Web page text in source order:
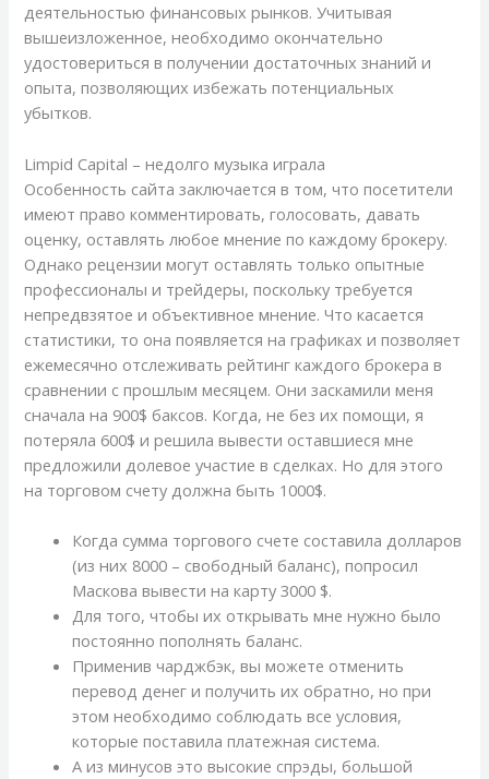
деятельностью финансовых рынков. Учитывая
вышеизложенное, необходимо окончательно
удостовериться в получении достаточных знаний и
опыта, позволяющих избежать потенциальных
убытков.
Limpid Capital – недолго музыка играла
Особенность сайта заключается в том, что посетители
имеют право комментировать, голосовать, давать
оценку, оставлять любое мнение по каждому брокеру.
Однако рецензии могут оставлять только опытные
профессионалы и трейдеры, поскольку требуется
непредвзятое и объективное мнение. Что касается
статистики, то она появляется на графиках и позволяет
ежемесячно отслеживать рейтинг каждого брокера в
сравнении с прошлым месяцем. Они заскамили меня
сначала на 900$ баксов. Когда, не без их помощи, я
потеряла 600$ и решила вывести оставшиеся мне
предложили долевое участие в сделках. Но для этого
на торговом счету должна быть 1000$.
Когда сумма торгового счете составила долларов
(из них 8000 – свободный баланс), попросил
Маскова вывести на карту 3000 $.
Для того, чтобы их открывать мне нужно было
постоянно пополнять баланс.
Применив чарджбэк, вы можете отменить
перевод денег и получить их обратно, но при
этом необходимо соблюдать все условия,
которые поставила платежная система.
А из минусов это высокие спрэды, большой